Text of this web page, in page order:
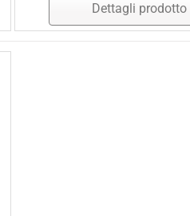
Dettagli prodotto